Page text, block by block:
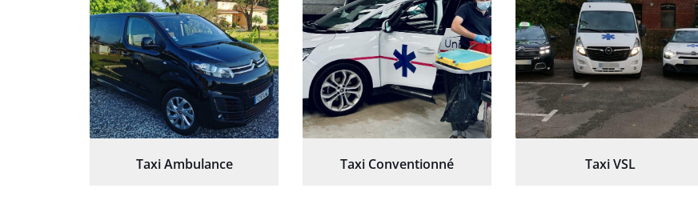
Taxi Ambulance Taxi Conventionné Taxi VSL
Très satisfait du transport,
tout s’est bien déroulé.
Chauffeur à l’écoute et
patient.
Transport ponctuel et
personnel très attentionné.
Très satisfait du service.